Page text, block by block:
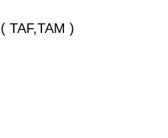
رطوبت گیر TAMU مدل ( TAF,TAM )